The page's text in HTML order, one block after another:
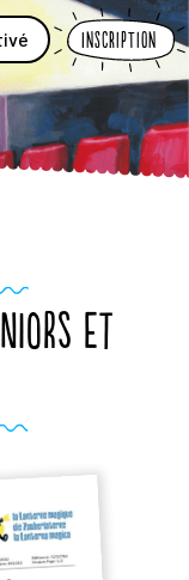
Inscription
ET